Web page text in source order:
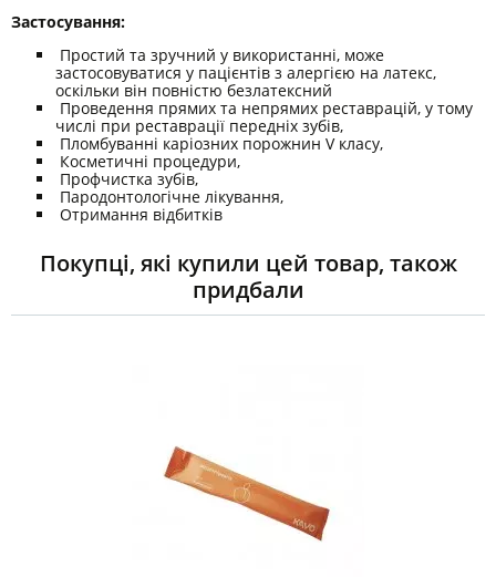
Застосування:
Простий та зручний у використанні, може
застосовуватися у пацієнтів з алергією на латекс,
оскільки він повністю безлатексний
Проведення прямих та непрямих реставрацій, у тому
числі при реставрації передніх зубів,
Пломбуванні каріозних порожнин V класу,
Косметичні процедури,
Профчистка зубів,
Пародонтологічне лікування,
Отримання відбитків
Покупці, які купили цей товар, також
придбали